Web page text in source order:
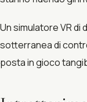
Un simulatore VR di
sotterranea di
posta in gioco